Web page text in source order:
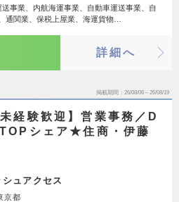
事業、内航海運事業、自動車運送事業、自
通関業、保税上屋業、海運貨物…
詳細へ
掲載期間 26/08/06～26/08/19
経験歓迎】営業事務／D
シェア★住商・伊藤
ュアクセス
京都